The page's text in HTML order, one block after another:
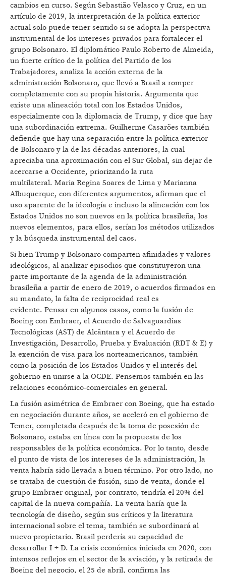
cambios en curso. Según Sebastião Velasco y Cruz, en un
artículo de 2019, la interpretación de la política exterior
actual solo puede tener sentido si se adopta la perspectiva
instrumental de los intereses privados para fortalecer el
grupo Bolsonaro. El diplomático Paulo Roberto de Almeida,
un fuerte crítico de la política del Partido de los
Trabajadores, analiza la acción externa de la
administración Bolsonaro, que llevó a Brasil a romper
completamente con su propia historia. Argumenta que
existe una alineación total con los Estados Unidos,
especialmente con la diplomacia de Trump, y dice que hay
una subordinación extrema. Guilherme Casarões también
defiende que hay una separación entre la política exterior
de Bolsonaro y la de las décadas anteriores, la cual
apreciaba una aproximación con el Sur Global, sin dejar de
acercarse a Occidente, priorizando la ruta
multilateral. Maria Regina Soares de Lima y Marianna
Albuquerque, con diferentes argumentos, afirman que el
uso aparente de la ideología e incluso la alineación con los
Estados Unidos no son nuevos en la política brasileña, los
nuevos elementos, para ellos, serían los métodos utilizados
y la búsqueda instrumental del caos.
Si bien Trump y Bolsonaro comparten afinidades y valores
ideológicos, al analizar episodios que constituyeron una
parte importante de la agenda de la administración
brasileña a partir de enero de 2019, o acuerdos firmados en
su mandato, la falta de reciprocidad real es
evidente. Pensar en algunos casos, como la fusión de
Boeing con Embraer, el Acuerdo de Salvaguardias
Tecnológicas (AST) de Alcântara y el Acuerdo de
Investigación, Desarrollo, Prueba y Evaluación (RDT & E) y
la exención de visa para los norteamericanos, también
como la posición de los Estados Unidos y el interés del
gobierno en unirse a la OCDE. Pensemos también en las
relaciones económico-comerciales en general.
La fusión asimétrica de Embraer con Boeing, que ha estado
en negociación durante años, se aceleró en el gobierno de
Temer, completada después de la toma de posesión de
Bolsonaro, estaba en línea con la propuesta de los
responsables de la política económica. Por lo tanto, desde
el punto de vista de los intereses de la administración, la
venta habría sido llevada a buen término. Por otro lado, no
se trataba de cuestión de fusión, sino de venta, donde el
grupo Embraer original, por contrato, tendría el 20% del
capital de la nueva compañía. La venta haría que la
tecnología de diseño, según sus críticos y la literatura
internacional sobre el tema, también se subordinará al
nuevo propietario. Brasil perdería su capacidad de
desarrollar I + D. La crisis económica iniciada en 2020, con
intensos reflejos en el sector de la aviación, y la retirada de
Boeing del negocio, el 25 de abril, confirma las